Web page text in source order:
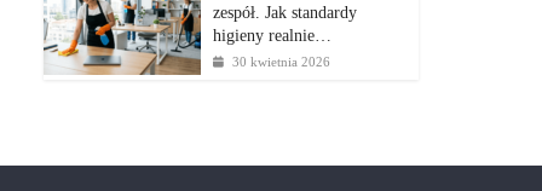
zespół. Jak standardy
higieny realnie…
30 kwietnia 2026